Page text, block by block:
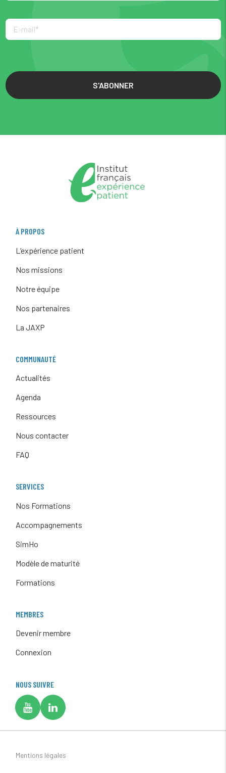
S'ABONNER
À PROPOS
L’expérience patient
Nos missions
Notre équipe
Nos partenaires
La JAXP
COMMUNAUTÉ
Actualités
Agenda
Ressources
Nous contacter
FAQ
SERVICES
Nos Formations
Accompagnements
SimHo
Modèle de maturité
Formations
MEMBRES
Devenir membre
Connexion
NOUS SUIVRE
Mentions légales